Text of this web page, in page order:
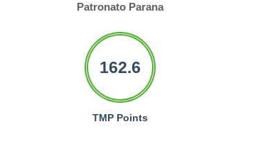
Patronato Parana
162.6
TMP Points